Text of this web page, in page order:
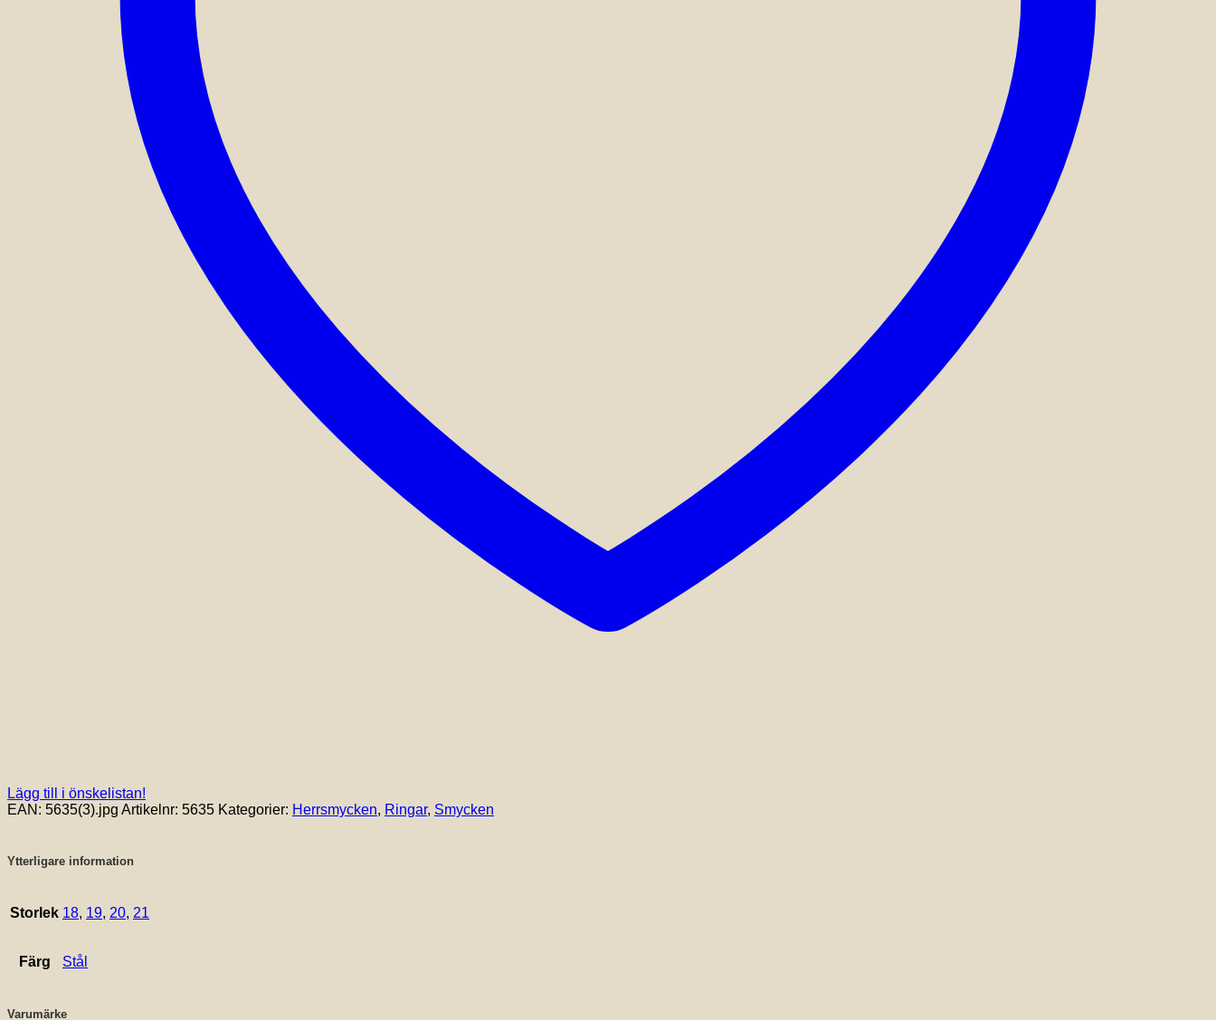
Lägg till i önskelistan!
EAN: 5635(3).jpg Artikelnr: 5635 Kategorier: Herrsmycken, Ringar, Smycken
Ytterligare information
Storlek 18, 19, 20, 21
Färg Stål
Varumärke